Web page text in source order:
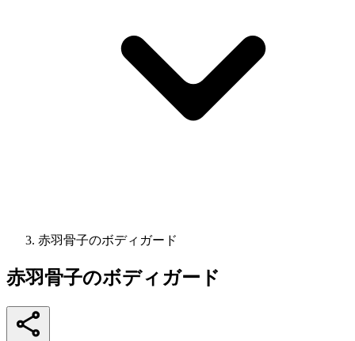
赤羽骨子のボディガード
赤羽骨子のボディガード